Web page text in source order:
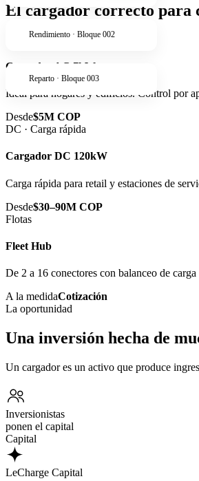
Rendimiento · Bloque 002
Reparto · Bloque 003
El cargador correcto para
AC · Residencial
Cargador AC 7kW
Ideal para hogares y edificios. Control por
Desde$5M COP
DC · Carga rápida
Cargador DC 120kW
Carga rápida para retail y estaciones de
Desde$30–90M COP
Flotas
Fleet Hub
De 2 a 16 conectores con balanceo de
A la medidaCotización
La oportunidad
Una inversión hecha de
Un cargador es un activo que produce
Inversionistas
ponen el capital
Capital
LeCharge Capital